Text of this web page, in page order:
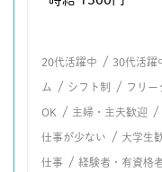
20代活躍中 / 30代活躍
ム / シフト制 / フリー
OK / 主婦・主夫歓迎 /
仕事が少ない / 大学生
仕事 / 経験者・有資格